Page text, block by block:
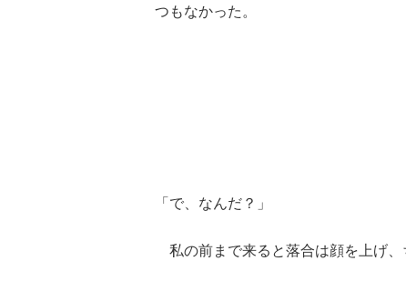
つもなかった。
「で、なんだ？」
私の前まで来ると落合は顔を上げ、